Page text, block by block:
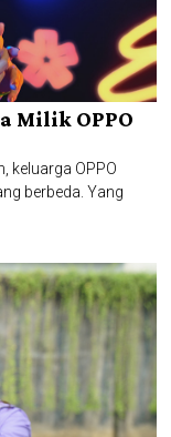
Milik OPPO
keluarga OPPO
berbeda. Yang